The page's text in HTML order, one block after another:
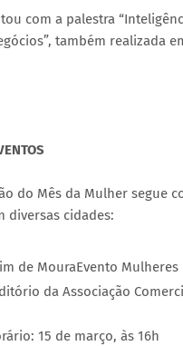
com a palestra
também realizada
do Mês da Mulher segue
diversas cidades:
de MouraEvento
da Associação
15 de março, às 16h